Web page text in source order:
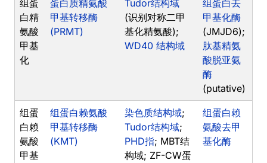
组蛋
白精
氨酸
甲基
化
蛋白质精氨酸
甲基转移酶
(PRMT)
Tudor结构域
(识别对称二甲
基化精氨酸);
WD40 结构域
组蛋白去
甲基化酶
(JMJD6);
肽基精氨
酸脱亚氨
酶
(putative)
组蛋
白赖
氨酸
甲基
组蛋白赖氨酸
甲基转移酶
(KMT)
染色质结构域;
Tudor结构域;
PHD指; MBT结
构域; ZF-CW蛋
组蛋白赖
氨酸去甲
基化酶